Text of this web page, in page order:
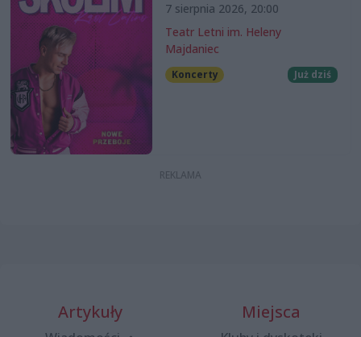
7 sierpnia 2026, 20:00
Teatr Letni im. Heleny
Majdaniec
Koncerty Już dziś
Artykuły Miejsca